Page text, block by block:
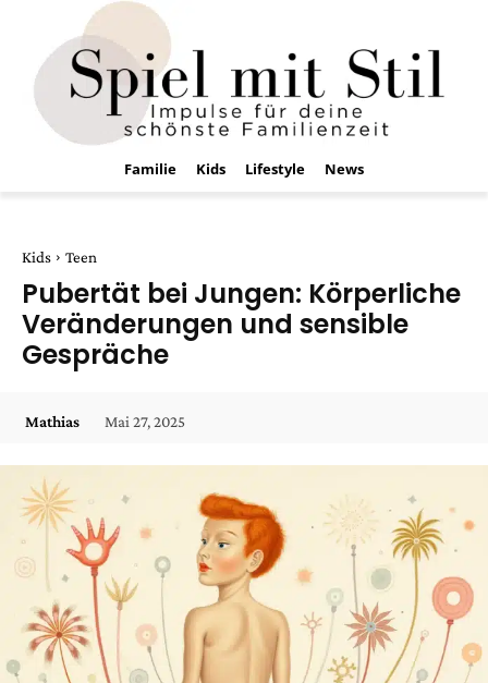
Familie Kids Lifestyle News
Kids Teen
Pubertät bei Jungen: Körperliche
Veränderungen und sensible
Gespräche
Mathias Mai 27, 2025